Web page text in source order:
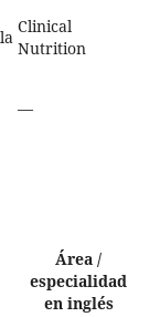
Clinical
Nutrition
—
Área /
especialidad
en inglés